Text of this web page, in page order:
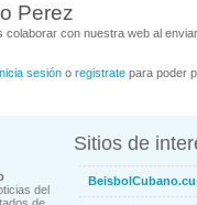
Perez
colaborar con nuestra web al
sesión o registrate para poder
del
Sitios de
BeisbolCubano.cu